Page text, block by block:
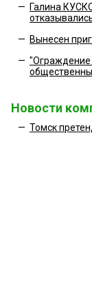
— Галина
— Вынесен
— "Ограждение
Новости
— Томск